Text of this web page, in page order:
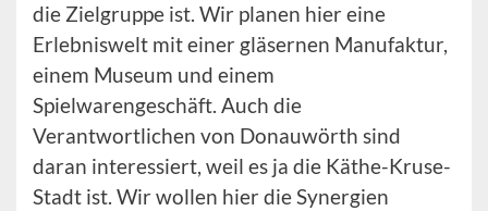
die Zielgruppe ist. Wir planen hier eine
Erlebniswelt mit einer gläsernen Manufaktur,
einem Museum und einem
Spielwarengeschäft. Auch die
Verantwortlichen von Donauwörth sind
daran interessiert, weil es ja die Käthe-Kruse-
Stadt ist. Wir wollen hier die Synergien